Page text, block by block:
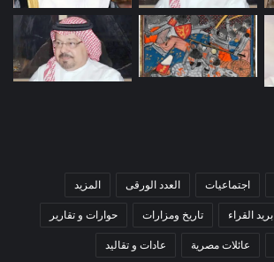
اجتماعيات العدد الورقى المزيد
بريد القراء تاريخ ومزارات حوارات و تقارير
عائلات مصرية عادات و تقاليد